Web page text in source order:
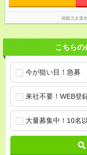
掲載元企業名
こちらの
今が狙い目！急募
来社不要！WEB登
大量募集中！10名